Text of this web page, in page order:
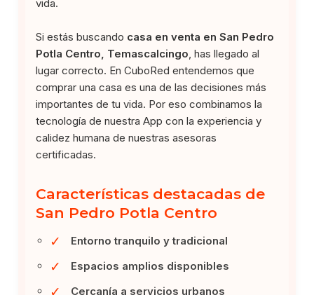
vida.
Si estás buscando casa en venta en San Pedro
Potla Centro, Temascalcingo , has llegado al
lugar correcto. En CuboRed entendemos que
comprar una casa es una de las decisiones más
importantes de tu vida. Por eso combinamos la
tecnología de nuestra App con la experiencia y
calidez humana de nuestras asesoras
certificadas.
Características destacadas de
San Pedro Potla Centro
✓ Entorno tranquilo y tradicional
✓ Espacios amplios disponibles
✓ Cercanía a servicios urbanos